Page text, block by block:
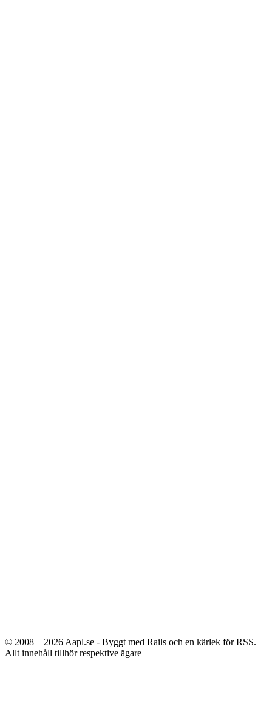
© 2008 – 2026 Aapl.se - Byggt med Rails och en kärlek för RSS.
Allt innehåll tillhör respektive ägare